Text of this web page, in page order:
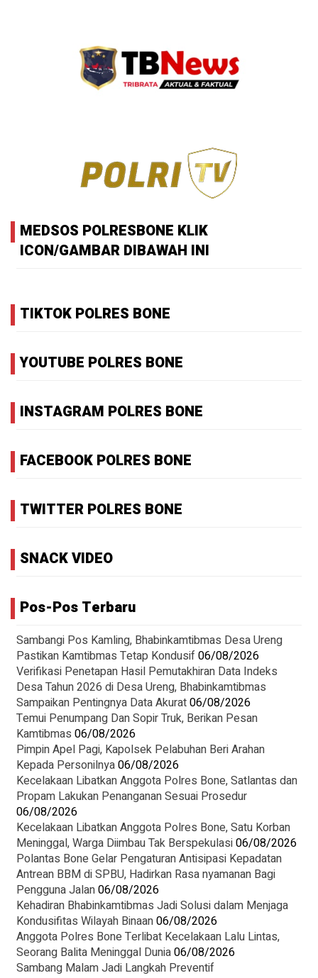
MEDSOS POLRESBONE KLIK
ICON/GAMBAR DIBAWAH INI
TIKTOK POLRES BONE
YOUTUBE POLRES BONE
INSTAGRAM POLRES BONE
FACEBOOK POLRES BONE
TWITTER POLRES BONE
SNACK VIDEO
Pos-Pos Terbaru
Sambangi Pos Kamling, Bhabinkamtibmas Desa Ureng
Pastikan Kamtibmas Tetap Kondusif06/08/2026
Verifikasi Penetapan Hasil Pemutakhiran Data Indeks
Desa Tahun 2026 di Desa Ureng, Bhabinkamtibmas
Sampaikan Pentingnya Data Akurat06/08/2026
Temui Penumpang Dan Sopir Truk, Berikan Pesan
Kamtibmas 06/08/2026
Pimpin Apel Pagi, Kapolsek Pelabuhan Beri Arahan
Kepada Personilnya06/08/2026
Kecelakaan Libatkan Anggota Polres Bone, Satlantas dan
Propam Lakukan Penanganan Sesuai Prosedur
06/08/2026
Kecelakaan Libatkan Anggota Polres Bone, Satu Korban
Meninggal, Warga Diimbau Tak Berspekulasi06/08/2026
Polantas Bone Gelar Pengaturan Antisipasi Kepadatan
Antrean BBM di SPBU, Hadirkan Rasa nyamanan Bagi
Pengguna Jalan06/08/2026
Kehadiran Bhabinkamtibmas Jadi Solusi dalam Menjaga
Kondusifitas Wilayah Binaan06/08/2026
Anggota Polres Bone Terlibat Kecelakaan Lalu Lintas,
Seorang Balita Meninggal Dunia06/08/2026
Sambang Malam Jadi Langkah Preventif